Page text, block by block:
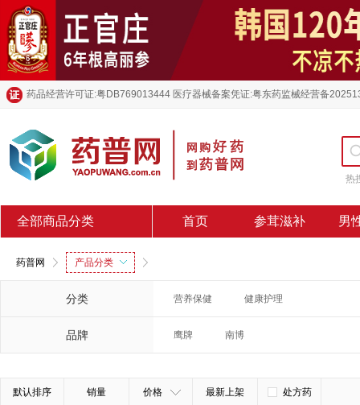
药品经营许可证:粤DB769013444 医疗器械备案凭证:粤东药监械经营备
热
全部商品分类 首页 参茸滋补 男
药普网 产品分类
分类 营养保健 健康护理
品牌 鹰牌 南博
默认排序 销量 价格 最新上架 处方药